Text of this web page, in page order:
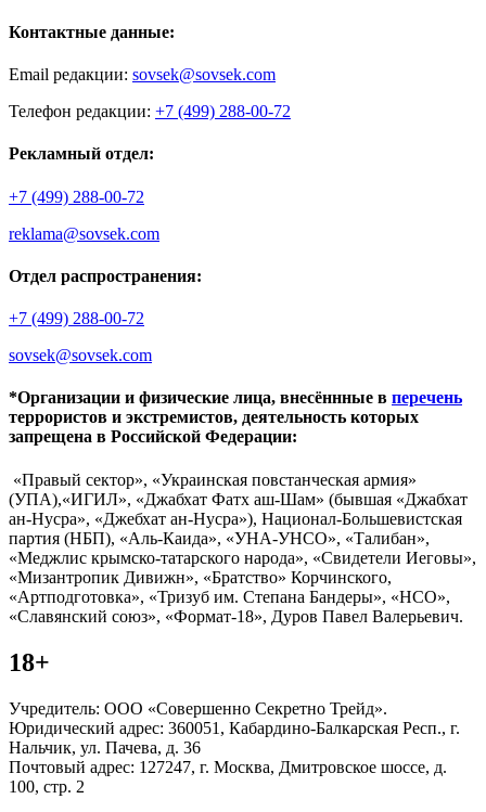
Контактные данные:
Email редакции: sovsek@sovsek.com
Телефон редакции: +7 (499) 288-00-72
Рекламный отдел:
+7 (499) 288-00-72
reklama@sovsek.com
Отдел распространения:
+7 (499) 288-00-72
sovsek@sovsek.com
*Организации и физические лица, внесённные в перечень
террористов и экстремистов, деятельность которых
запрещена в Российской Федерации:
«Правый сектор», «Украинская повстанческая армия»
(УПА),«ИГИЛ», «Джабхат Фатх аш-Шам» (бывшая «Джабхат
ан-Нусра», «Джебхат ан-Нусра»), Национал-Большевистская
партия (НБП), «Аль-Каида», «УНА-УНСО», «Талибан»,
«Меджлис крымско-татарского народа», «Свидетели Иеговы»,
«Мизантропик Дивижн», «Братство» Корчинского,
«Артподготовка», «Тризуб им. Степана Бандеры», «НСО»,
«Славянский союз», «Формат-18», Дуров Павел Валерьевич.
18+
Учредитель: ООО «Совершенно Секретно Трейд».
Юридический адрес: 360051, Кабардино-Балкарская Респ., г.
Нальчик, ул. Пачева, д. 36
Почтовый адрес: 127247, г. Москва, Дмитровское шоссе, д.
100, стр. 2